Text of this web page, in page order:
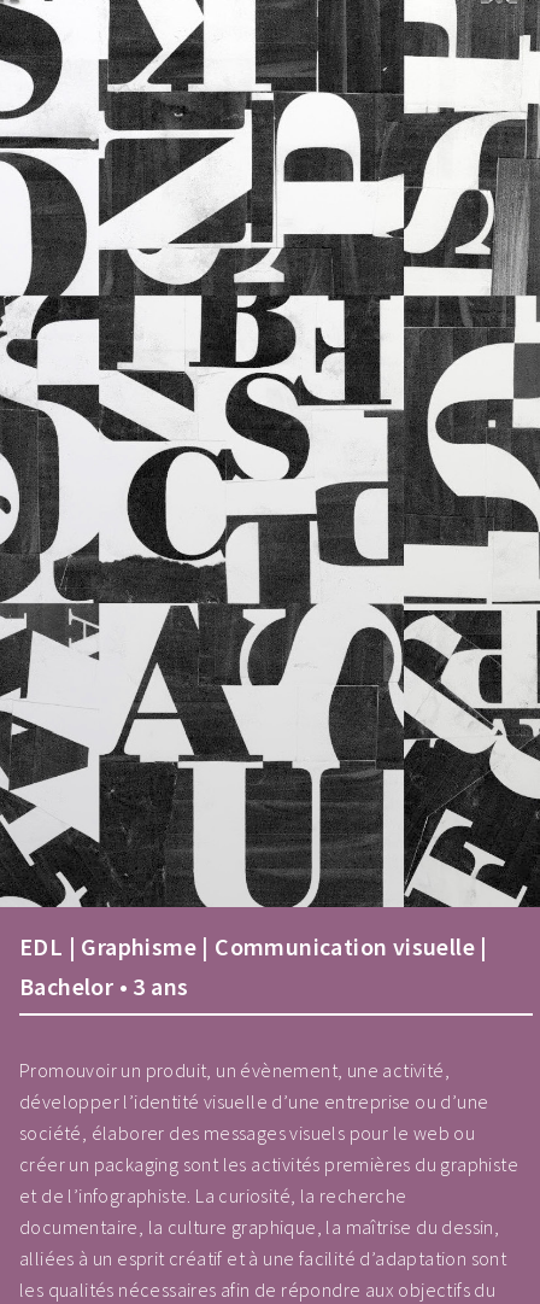
EDL | Graphisme | Communication visuelle |
Bachelor • 3 ans
Promouvoir un produit, un évènement, une activité,
développer l’identité visuelle d’une entreprise ou d’une
société, élaborer des messages visuels pour le web ou
créer un packaging sont les activités premières du graphiste
et de l’infographiste. La curiosité, la recherche
documentaire, la culture graphique, la maîtrise du dessin,
alliées à un esprit créatif et à une facilité d’adaptation sont
les qualités nécessaires afin de répondre aux objectifs du